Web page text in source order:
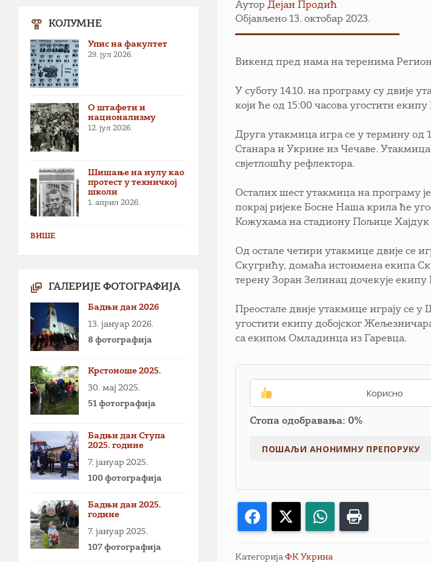
АуторДејан Продић
Објављено 13. октобар 2023.
Викенд пред нама на теренима
У суботу 14.10. на програму су двије
који ће од 15:00 часова угостити
Друга утакмица игра се у термину од
Станара и Укрине из Чечаве.
свјетлошћу рефлектора.
Осталих шест утакмица на програму
покрај ријеке Босне Наша крила ће
Кожухама на стадиону Пољице
Од остале четири утакмице двије се
Скугрићу, домаћа истоимена екипа
терену Зоран Зелинац дочекује екипу
Преостале двије утакмице играју се
угостити екипу добојског
са екипом Омладинца из Гаревца.
Корисно
Стопа одобравања: 0%
Facebook WhatsApp
КатегоријаФК Укрина
КОЛУМНЕ
Упис на факултет
29. јул 2026.
О штафети и
национализму
12. јул 2026.
Шишање на нулу као
протест у техничкој
школи
1. април 2026.
ВИШЕ
ГАЛЕРИЈЕ ФОТОГРАФИЈА
Бадњи дан 2026
13. јануар 2026.
8 фотографија
Крстоноше 2025.
30. мај 2025.
51 фотографија
Бадњи дан Ступа
2025. године
7. јануар 2025.
100 фотографија
Бадњи дан 2025.
године
7. јануар 2025.
107 фотографија